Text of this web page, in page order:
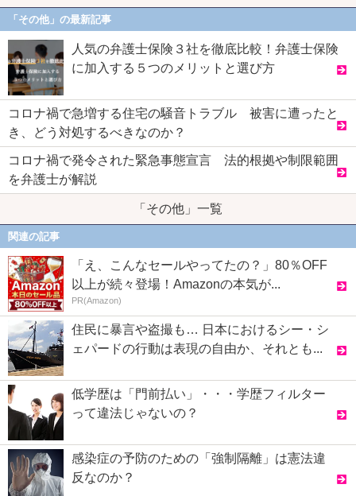
「その他」の最新記事
人気の弁護士保険３社を徹底比較！弁護士保険
に加入する５つのメリットと選び方
コロナ禍で急増する住宅の騒音トラブル 被害に遭ったと
き、どう対処するべきなのか？
コロナ禍で発令された緊急事態宣言 法的根拠や制限範囲
を弁護士が解説
「その他」一覧
関連の記事
「え、こんなセールやってたの？」80％OFF
以上が続々登場！Amazonの本気が...
PR(Amazon)
住民に暴言や盗撮も… 日本におけるシー・シ
ェパードの行動は表現の自由か、それとも...
低学歴は「門前払い」・・・学歴フィルター
って違法じゃないの？
感染症の予防のための「強制隔離」は憲法違
反なのか？